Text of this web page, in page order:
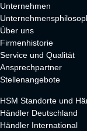
Unternehmen
Über uns
Firmenhistorie
Service und Qualität
Ansprechpartner
Stellenangebote
HSM Standorte und
Händler Deutschland
Händler International